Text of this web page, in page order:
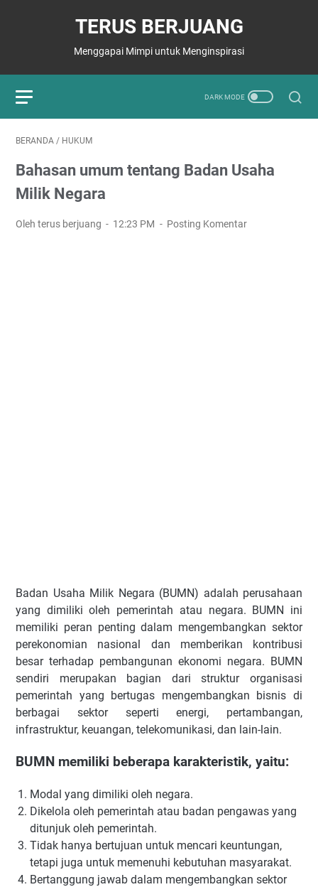
TERUS BERJUANG
Menggapai Mimpi untuk Menginspirasi
BERANDA / HUKUM
Bahasan umum tentang Badan Usaha
Milik Negara
Oleh terus berjuang 12:23 PM Posting Komentar
Badan Usaha Milik Negara (BUMN) adalah perusahaan
yang dimiliki oleh pemerintah atau negara. BUMN ini
memiliki peran penting dalam mengembangkan sektor
perekonomian nasional dan memberikan kontribusi
besar terhadap pembangunan ekonomi negara. BUMN
sendiri merupakan bagian dari struktur organisasi
pemerintah yang bertugas mengembangkan bisnis di
berbagai sektor seperti energi, pertambangan,
infrastruktur, keuangan, telekomunikasi, dan lain-lain.
BUMN memiliki beberapa karakteristik, yaitu:
Modal yang dimiliki oleh negara.
Dikelola oleh pemerintah atau badan pengawas yang
ditunjuk oleh pemerintah.
Tidak hanya bertujuan untuk mencari keuntungan,
tetapi juga untuk memenuhi kebutuhan masyarakat.
Bertanggung jawab dalam mengembangkan sektor